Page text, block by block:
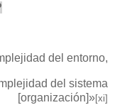
del entorno,
del sistema
[organización]»[xi]